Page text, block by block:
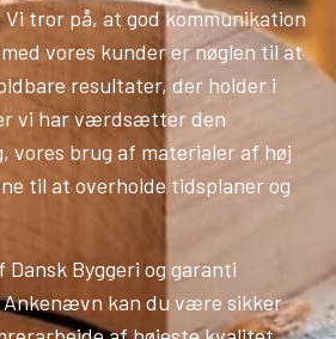
tror på, at god kommunikation
vores kunder er nøglen til at
resultater, der holder i
vi har værdsætter den
vores brug af materialer af høj
til at overholde tidsplaner og
Dansk Byggeri og garanti
Ankenævn kan du være sikker